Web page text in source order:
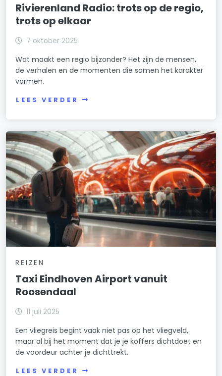
Rivierenland Radio: trots op de regio,
trots op elkaar
7 oktober 2025
Wat maakt een regio bijzonder? Het zijn de mensen,
de verhalen en de momenten die samen het karakter
vormen.
LEES VERDER
REIZEN
Taxi Eindhoven Airport vanuit
Roosendaal
11 juli 2025
Een vliegreis begint vaak niet pas op het vliegveld,
maar al bij het moment dat je je koffers dichtdoet en
de voordeur achter je dichttrekt.
LEES VERDER